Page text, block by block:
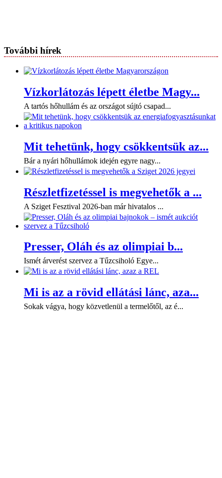
További hírek
Vízkorlátozás lépett életbe Magy...
A tartós hőhullám és az országot sújtó csapad...
Mit tehetünk, hogy csökkentsük az...
Bár a nyári hőhullámok idején egyre nagy...
Részletfizetéssel is megvehetők a ...
A Sziget Fesztival 2026-ban már hivatalos ...
Presser, Oláh és az olimpiai b...
Ismét árverést szervez a Tűzcsiholó Egye...
Mi is az a rövid ellátási lánc, aza...
Sokak vágya, hogy közvetlenül a termelőtől, az é...